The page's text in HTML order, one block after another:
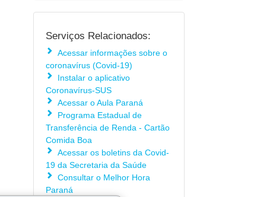
Serviços Relacionados:
Acessar informações sobre o
coronavírus (Covid-19)
Instalar o aplicativo
Coronavírus-SUS
Acessar o Aula Paraná
Programa Estadual de
Transferência de Renda - Cartão
Comida Boa
Acessar os boletins da Covid-
19 da Secretaria da Saúde
Consultar o Melhor Hora
Paraná